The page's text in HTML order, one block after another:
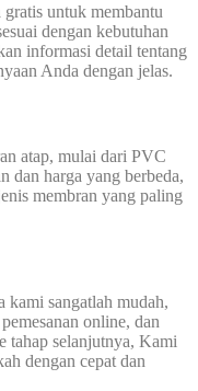
untuk membantu
dengan kebutuhan
informasi detail tentang
Anda dengan jelas.
atap, mulai dari PVC
dan harga yang berbeda,
membran yang paling
kami sangatlah mudah,
online, dan
tahap selanjutnya, Kami
dengan cepat dan